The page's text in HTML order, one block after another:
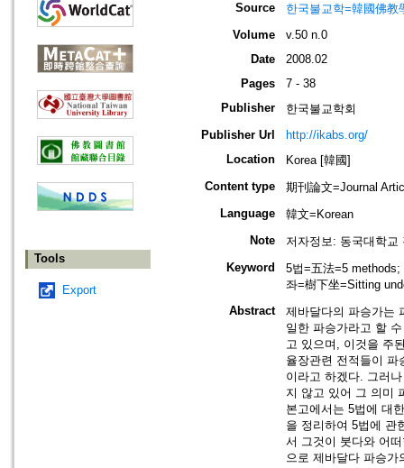
Tools
Export
Source
한국불교학=韓國佛教
Volume
v.50 n.0
Date
2008.02
Pages
7 - 38
Publisher
한국불교학회
Publisher Url
http://ikabs.org/
Location
Korea [韓國]
Content type
期刊論文=Journal
Language
韓文=Korean
Note
저자정보: 동국대학교
Keyword
5법=五法=5
좌=樹下坐=Sitting
Abstract
제바달다의 파승가는
일한 파승가라고 할
고 있으며, 이것을 주
율장관련 전적들이
이라고 하겠다. 그러
지 않고 있어 그 의미
본고에서는 5법에 대
을 정리하여 5법에 관
서 그것이 붓다와 어
으로 제바달다 파승